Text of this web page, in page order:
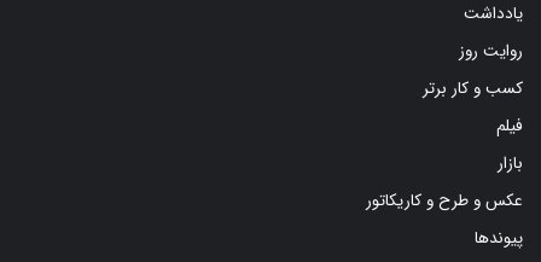
روایت روز
کسب و کار برتر
فیلم
بازار
عکس و طرح و کاریکاتور
پیوندها